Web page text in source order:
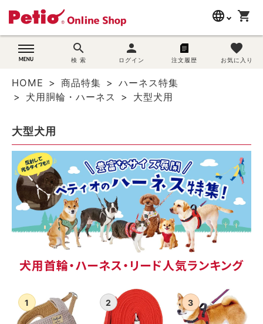
language
wovn-lang-name
shopping_cart
search
検 索
person
ログイン 注文履歴
favorite
お気に入り
search
猫用品
ブランド別に探す
目的別に探す
SNS
ご利用案内
ようこそ ゲスト 様
HOME 商品特集
ハーネス特集
犬用胴輪・ハーネス
大型犬用
大型犬用
犬用首輪・ハーネス・リード人気ランキング